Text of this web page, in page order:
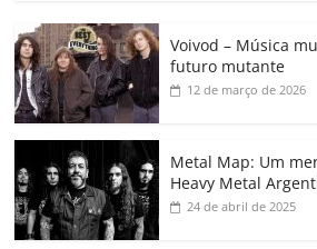
c
e
b
o
o
k
itt
er
ai at
s
A
p
k
e
dI e
a
Voivod – Música
futuro mutante
12 de março de 2026
Metal Map: Um
Heavy Metal
24 de abril de 2025